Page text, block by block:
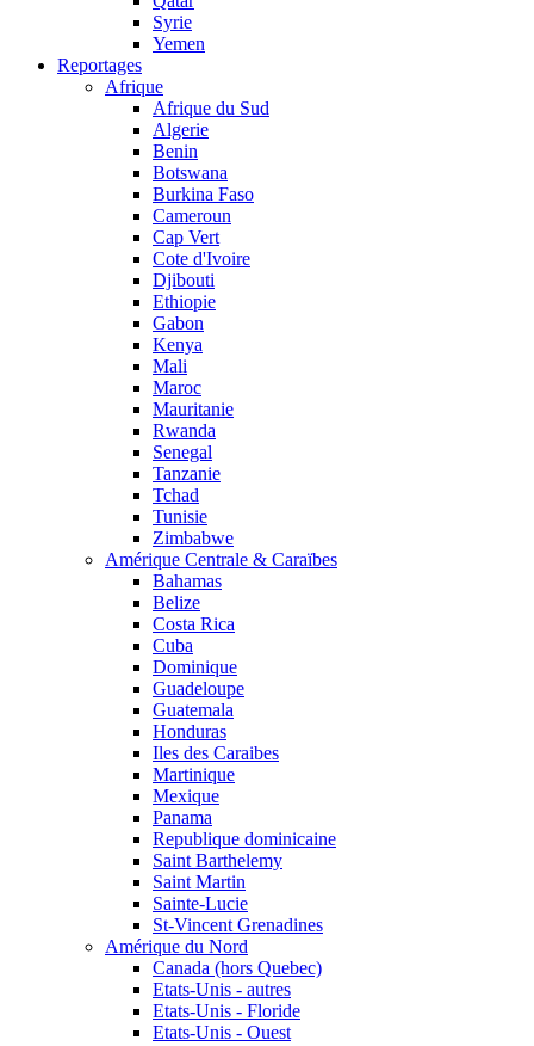
Syrie
Yemen
Reportages
Afrique
Afrique du Sud
Algerie
Benin
Botswana
Burkina Faso
Cameroun
Cap Vert
Cote d'Ivoire
Djibouti
Ethiopie
Gabon
Kenya
Mali
Maroc
Mauritanie
Rwanda
Senegal
Tanzanie
Tchad
Tunisie
Zimbabwe
Amérique Centrale & Caraïbes
Bahamas
Belize
Costa Rica
Cuba
Dominique
Guadeloupe
Guatemala
Honduras
Iles des Caraibes
Martinique
Mexique
Panama
Republique dominicaine
Saint Barthelemy
Saint Martin
Sainte-Lucie
St-Vincent Grenadines
Amérique du Nord
Canada (hors Quebec)
Etats-Unis - autres
Etats-Unis - Floride
Etats-Unis - Ouest